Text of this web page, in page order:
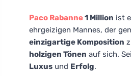
Paco Rabanne1 Million ist
ehrgeizigen Mannes, der
einzigartige Komposition
holzigen Tönen auf sich.
Luxus und Erfolg.